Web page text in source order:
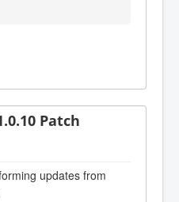
Patch
updates from